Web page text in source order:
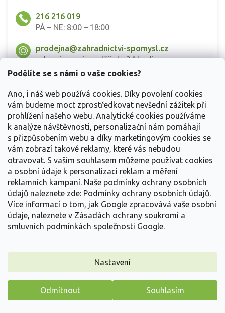
Podělíte se s námi o vaše cookies?
Ano, i náš web používá cookies. Díky povolení cookies
vám budeme moct zprostředkovat nevšední zážitek při
prohlížení našeho webu. Analytické cookies používáme
k analýze návštěvnosti, personalizační nám pomáhají
s přizpůsobením webu a díky marketingovým cookies se
vám zobrazí takové reklamy, které vás nebudou
otravovat. S vaším souhlasem můžeme používat cookies
a osobní údaje k personalizaci reklam a měření
reklamních kampaní. Naše podmínky ochrany osobních
údajů naleznete zde: Podmínky ochrany osobních údajů.
Více informací o tom, jak Google zpracovává vaše osobní
údaje, naleznete v Zásadách ochrany soukromí a
smluvních podmínkách společnosti Google.
Nastavení
Odmítnout Souhlasím
216 216 019
PÁ – NE: 8:00 – 18:00
prodejna@zahradnictvi-spomysl.cz
odpovíme nejpozději do 24 hodin
Kontakt na e-shop
Aktuálně preferujeme komunikaci přes e-
mail. Telefonní linky bývají vytížené.
Omlouváme se za komplikace.
Informace k objednávkám
objednavky@zahradnictvi-spomysl.cz
odpovíme nejpozději do 24 hodin
Všeobecné dotazy k rostlinám
info@zahradnictvi-spomysl.cz
odpovíme nejpozději do 24 hodin
216 216 019Máme pro vás malý dárek